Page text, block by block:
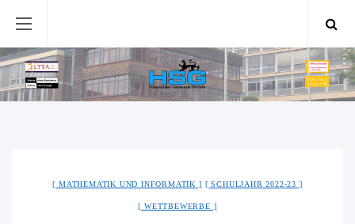
MATHEMATIK UND INFORMATIK SCHULJAHR 2022-23
WETTBEWERBE